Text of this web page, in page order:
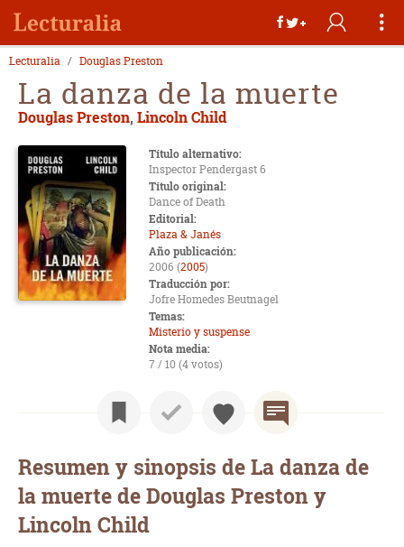
Lecturalia Douglas Preston
La danza de la muerte
Douglas Preston, Lincoln Child
Título alternativo:
Inspector Pendergast 6
Título original:
Dance of Death
Editorial:
Plaza & Janés
Año publicación:
2006 (2005)
Traducción por:
Jofre Homedes Beutnagel
Temas:
Misterio y suspense
Nota media:
7 / 10 (4 votos)
Resumen y sinopsis de La danza de
la muerte de Douglas Preston y
Lincoln Child